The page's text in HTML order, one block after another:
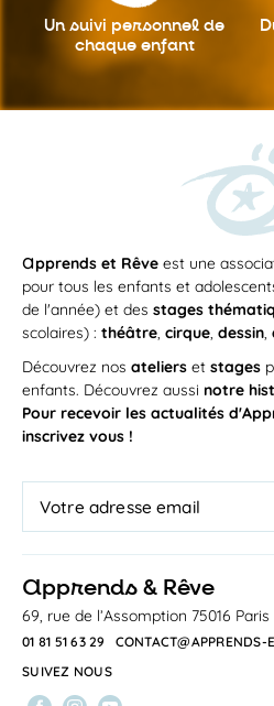
Un suivi personnel de
chaque enfant
apprends et Rêve est une
pour tous les enfants et
de l'année) et des stages
scolaires) : théâtre, cirque, dessin,
Découvrez nos ateliers et stages
enfants. Découvrez aussi notre
Pour recevoir les actualités
inscrivez vous !
apprends & Rêve
69, rue de l’Assomption 75016 Paris
01 81 51 63 29
CONTACT@APPRENDS-
SUIVEZ NOUS